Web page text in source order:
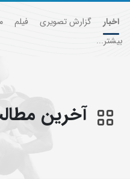
اخبار گزارش تصویری فیلم
بیشتر...
آخرین